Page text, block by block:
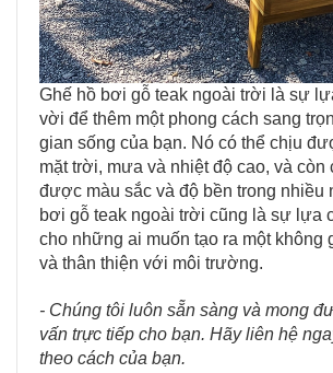
Ghế hồ bơi gỗ teak ngoài trời là sự
vời để thêm một phong cách sang
gian sống của bạn. Nó có thể chịu
mặt trời, mưa và nhiệt độ cao, và còn
được màu sắc và độ bền trong nhiều
bơi gỗ teak ngoài trời cũng là sự lựa
cho những ai muốn tạo ra một không
và thân thiện với môi trường.
- Chúng tôi luôn sẵn sàng và mong
vấn trực tiếp cho bạn. Hãy liên hệ
theo cách của bạn.